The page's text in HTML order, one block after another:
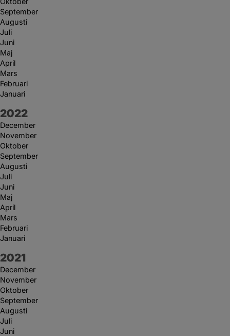
September
Augusti
Juli
Juni
Maj
April
Mars
Februari
Januari
År:
2022
December
November
Oktober
September
Augusti
Juli
Juni
Maj
April
Mars
Februari
Januari
År:
2021
December
November
Oktober
September
Augusti
Juli
Juni